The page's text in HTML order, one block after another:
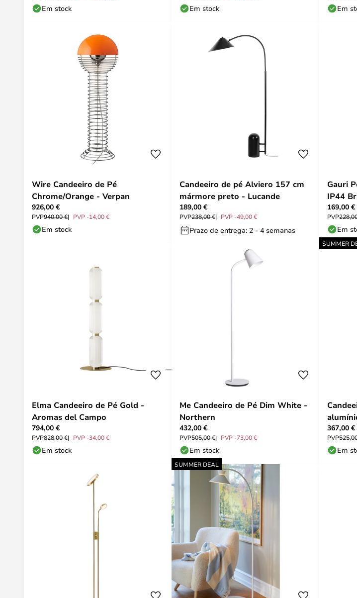
Em stock Em stock Em
Wire Candeeiro de Pé
Chrome/Orange - Verpan
926,00 €
PVP940,00 € PVP -14,00 €
Em stock
Candeeiro de pé Alviero 157 cm
mármore preto - Lucande
189,00 €
PVP238,00 € PVP -49,00 €
Prazo de entrega: 2 - 4 semanas
Gauri
IP44
169,00 €
PVP
Em
Elma Candeeiro de Pé Gold -
Aromas del Campo
794,00 €
PVP828,00 € PVP -34,00 €
Em stock
Me Candeeiro de Pé Dim White -
Northern
432,00 €
PVP505,00 € PVP -73,00 €
Em stock
SUMMER
367,00 €
PVP
Em
SUMMER DEAL